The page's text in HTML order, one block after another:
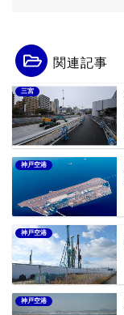
関連記事
三宮
神戸空港
神戸空港
神戸空港